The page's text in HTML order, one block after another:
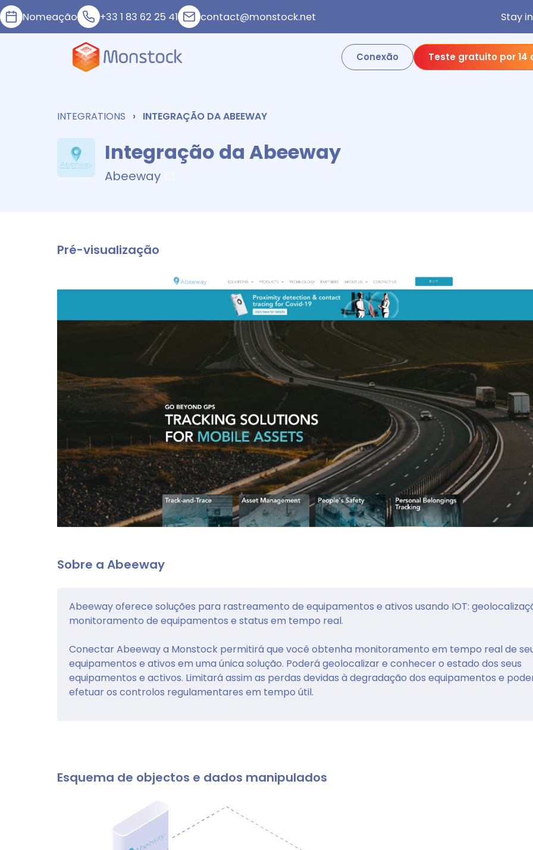
Nomeação +33 1 83 62 25 41 contact@monstock.net Stay
Conexão Teste gratuito por 14
INTEGRATIONS INTEGRAÇÃO DA ABEEWAY
Integração da Abeeway
Abeeway
Pré-visualização
Sobre a Abeeway
Abeeway oferece soluções para rastreamento de equipamentos e ativos usando IOT:
monitoramento de equipamentos e status em tempo real.
Conectar Abeeway a Monstock permitirá que você obtenha monitoramento em tempo real de
equipamentos e ativos em uma única solução. Poderá geolocalizar e conhecer o estado dos seus
equipamentos e activos. Limitará assim as perdas devidas à degradação dos equipamentos e
efetuar os controlos regulamentares em tempo útil.
Esquema de objectos e dados manipulados